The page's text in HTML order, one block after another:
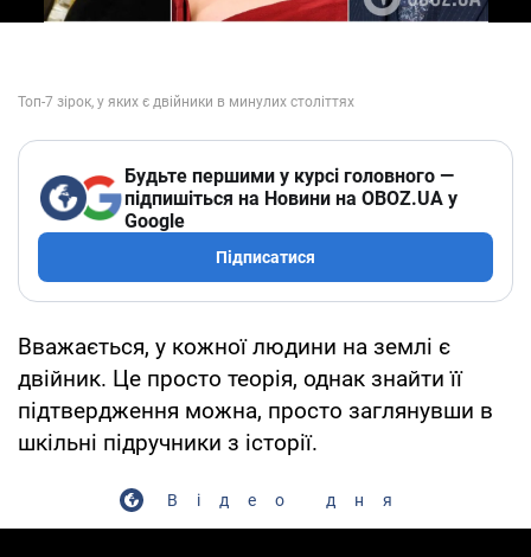
Будьте першими у курсі головного —
підпишіться на Новини на OBOZ.UA у
Google
Підписатися
Вважається, у кожної людини на землі є
двійник. Це просто теорія, однак знайти її
підтвердження можна, просто заглянувши в
шкільні підручники з історії.
Відео дня